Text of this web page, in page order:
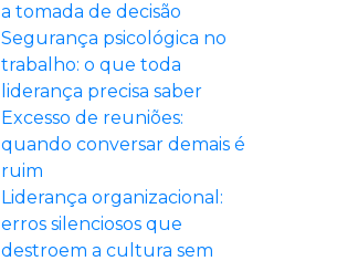
a tomada de decisão
Segurança psicológica no
trabalho: o que toda
liderança precisa saber
Excesso de reuniões:
quando conversar demais é
ruim
Liderança organizacional:
erros silenciosos que
destroem a cultura sem